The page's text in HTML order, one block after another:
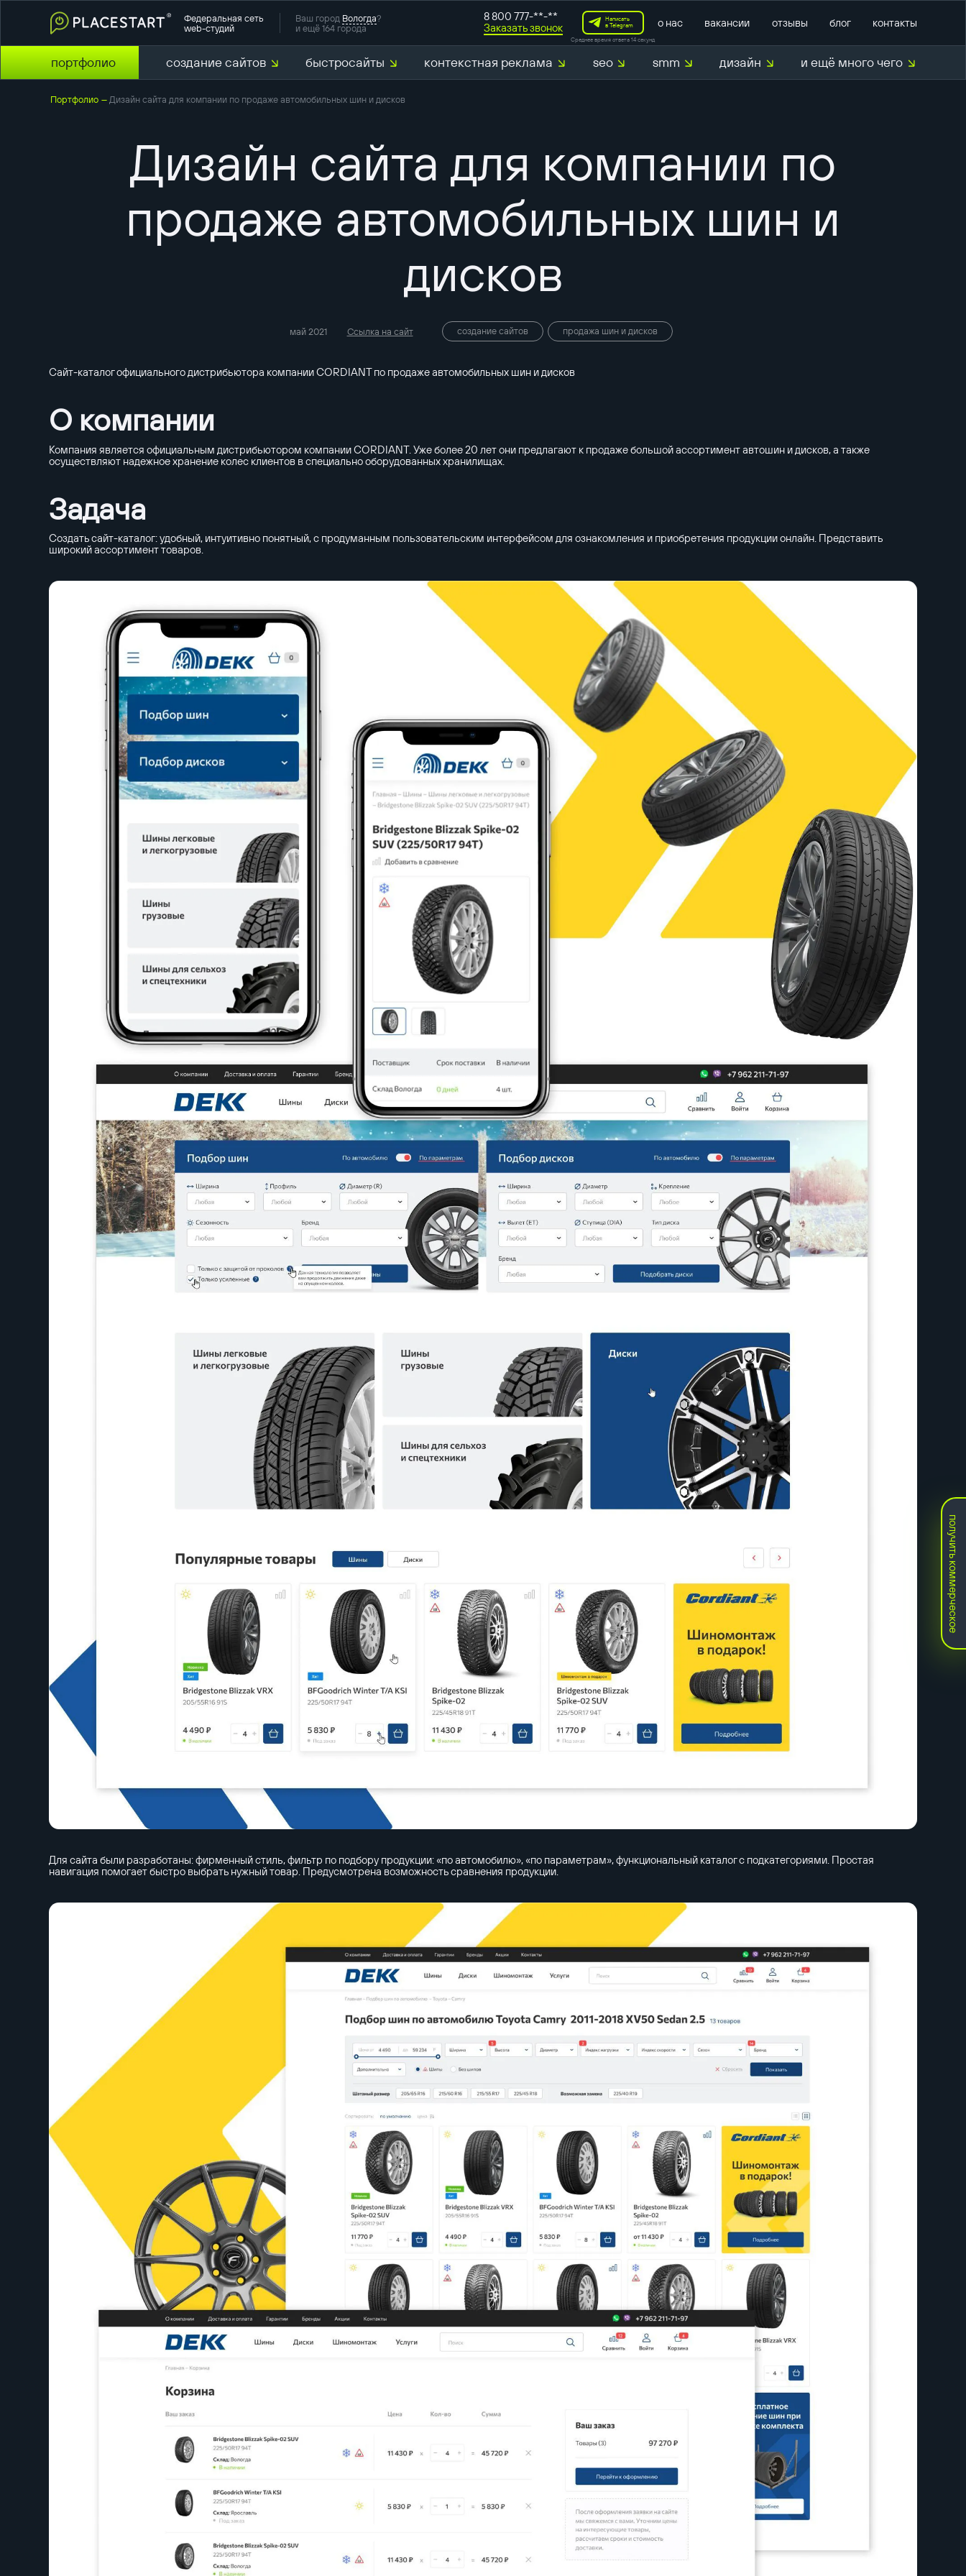
Федеральная сеть
web-студий
Ваш город Вологда?
и ещё 164 города
8 800 777-**-**
Заказать звонок
Написать
в Telegram
Среднее время ответа 14 секунд
о нас вакансии отзывы блог контакты
портфолио создание сайтов быстросайты контекстная реклама seo smm дизайн и ещё много чего
Портфолио — Дизайн сайта для компании по продаже автомобильных шин и дисков
получить коммерческое
Дизайн сайта для компании по
продаже автомобильных шин и
дисков
май 2021 Ссылка на сайт создание сайтов продажа шин и дисков
Сайт-каталог официального дистрибьютора компании CORDIANT по продаже автомобильных шин и дисков
О компании
Компания является официальным дистрибьютором компании CORDIANT. Уже более 20 лет они предлагают к продаже большой ассортимент автошин и дисков, а также
осуществляют надежное хранение колес клиентов в специально оборудованных хранилищах.
Задача
Создать сайт-каталог: удобный, интуитивно понятный, с продуманным пользовательским интерфейсом для ознакомления и приобретения продукции онлайн. Представить
широкий ассортимент товаров.
Для сайта были разработаны: фирменный стиль, фильтр по подбору продукции: «по автомобилю», «по параметрам», функциональный каталог с подкатегориями. Простая
навигация помогает быстро выбрать нужный товар. Предусмотрена возможность сравнения продукции.